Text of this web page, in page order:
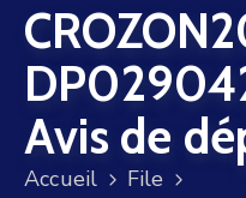
VIE
LOCALE
VIE
SOCIALE
TERRE
Avis de
Accueil
File